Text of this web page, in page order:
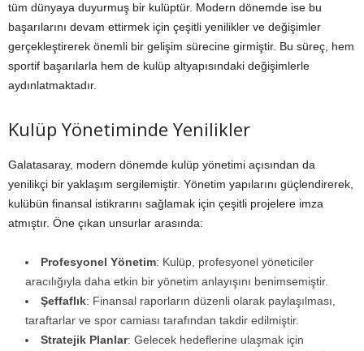
tüm dünyaya duyurmuş bir kulüptür. Modern dönemde ise bu
başarılarını devam ettirmek için çeşitli yenilikler ve değişimler
gerçekleştirerek önemli bir gelişim sürecine girmiştir. Bu süreç, hem
sportif başarılarla hem de kulüp altyapısındaki değişimlerle
aydınlatmaktadır.
Kulüp Yönetiminde Yenilikler
Galatasaray, modern dönemde kulüp yönetimi açısından da
yenilikçi bir yaklaşım sergilemiştir. Yönetim yapılarını güçlendirerek,
kulübün finansal istikrarını sağlamak için çeşitli projelere imza
atmıştır. Öne çıkan unsurlar arasında:
Profesyonel Yönetim: Kulüp, profesyonel yöneticiler
aracılığıyla daha etkin bir yönetim anlayışını benimsemiştir.
Şeffaflık: Finansal raporların düzenli olarak paylaşılması,
taraftarlar ve spor camiası tarafından takdir edilmiştir.
Stratejik Planlar: Gelecek hedeflerine ulaşmak için